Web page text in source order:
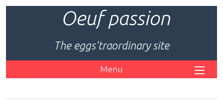
Oeuf passion
The eggs'traordinary site
Menu